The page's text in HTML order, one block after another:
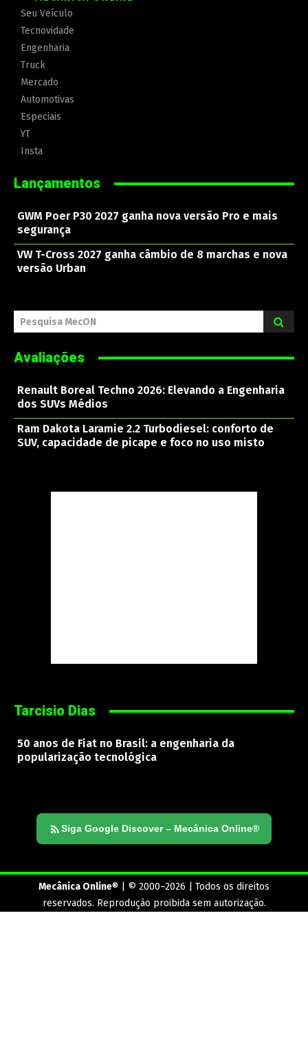
Seu Veículo
Tecnovidade
Engenharia
Truck
Mercado
Automotivas
Especiais
YT
Insta
Lançamentos
GWM Poer P30 2027 ganha nova versão Pro e mais
segurança
VW T-Cross 2027 ganha câmbio de 8 marchas e nova
versão Urban
Pesquisa MecON
Avaliações
Renault Boreal Techno 2026: Elevando a Engenharia
dos SUVs Médios
Ram Dakota Laramie 2.2 Turbodiesel: conforto de
SUV, capacidade de picape e foco no uso misto
Tarcisio Dias
50 anos de Fiat no Brasil: a engenharia da
popularização tecnológica
Siga Google Discover – Mecânica Online®
Mecânica Online® | © 2000–2026 | Todos os direitos
reservados. Reprodução proibida sem autorização.